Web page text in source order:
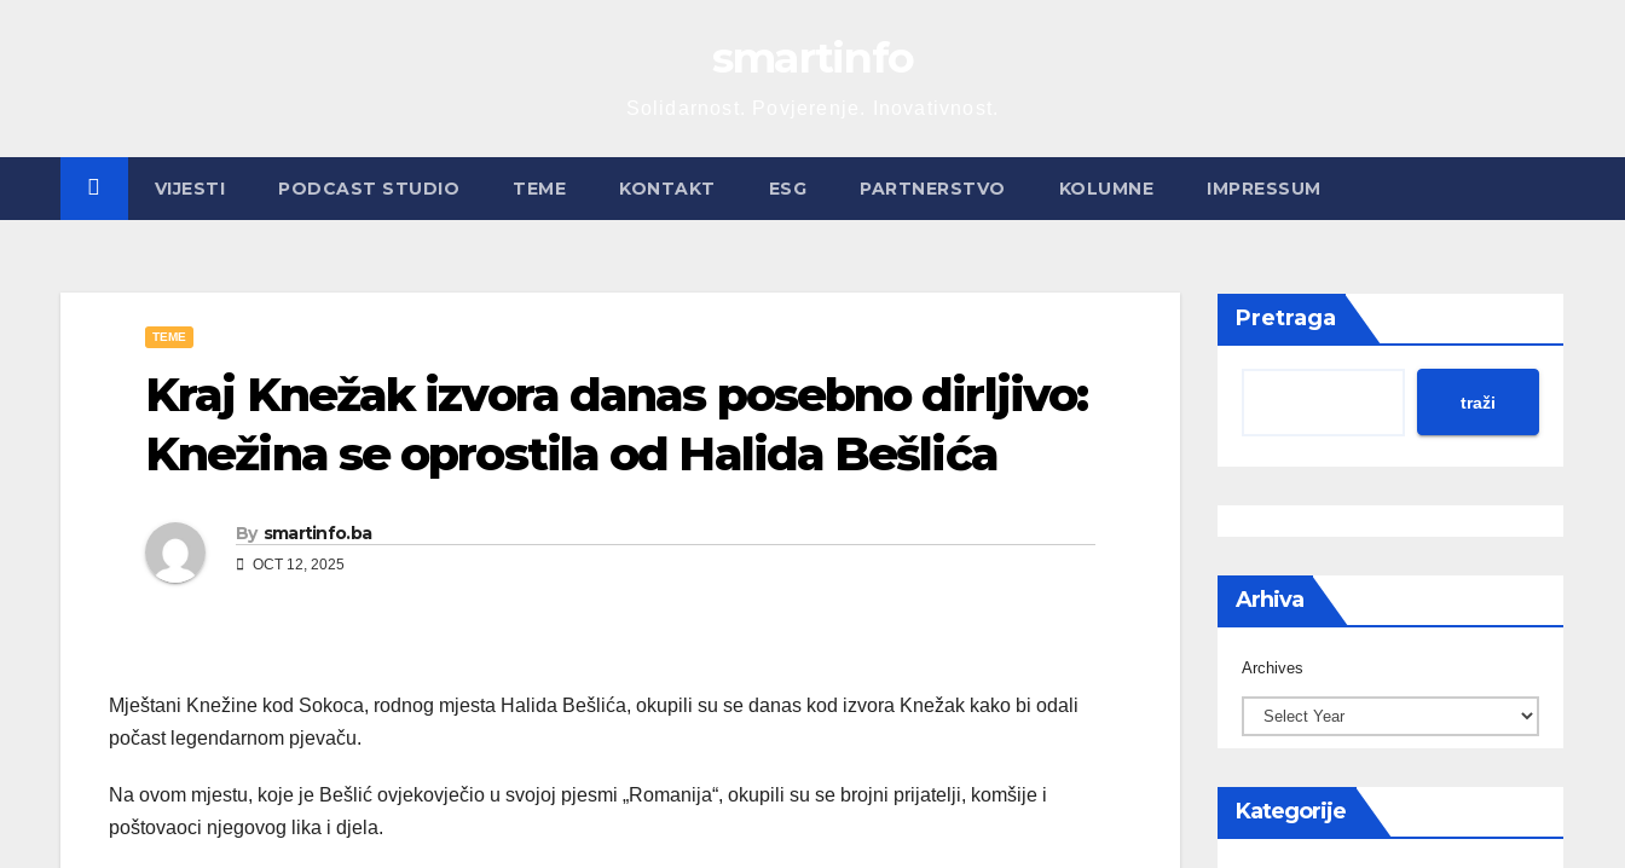
VIJESTI PODCAST STUDIO TEME KONTAKT ESG PARTNERSTVO KOLUMNE IMPRESSUM
TEME
Kraj Knežak izvora danas posebno dirljivo:
Knežina se oprostila od Halida Bešlića
By smartinfo.ba
OCT 12, 2025
Mještani Knežine kod Sokoca, rodnog mjesta Halida Bešlića, okupili su se danas kod izvora Knežak kako bi odali
počast legendarnom pjevaču.
Na ovom mjestu, koje je Bešlić ovjekovječio u svojoj pjesmi „Romanija“, okupili su se brojni prijatelji, komšije i
poštovaoci njegovog lika i djela.
Pretraga
traži
Arhiva
Archives
Kategorije